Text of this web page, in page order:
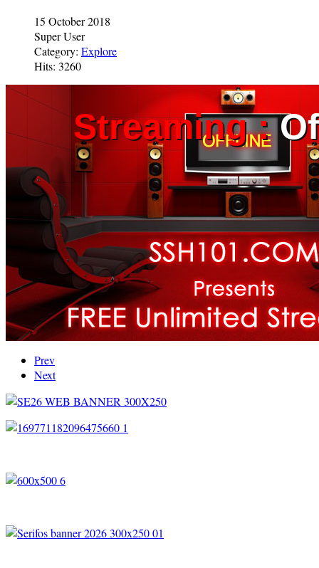
15 October 2018
Super User
Category: Explore
Hits: 3260
Prev
Next